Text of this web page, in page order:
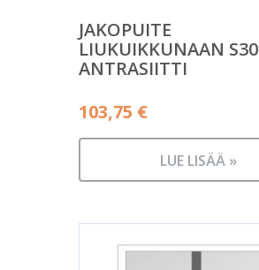
JAKOPUITE
LIUKUIKKUNAAN S30
ANTRASIITTI
103,75 €
LUE LISÄÄ »